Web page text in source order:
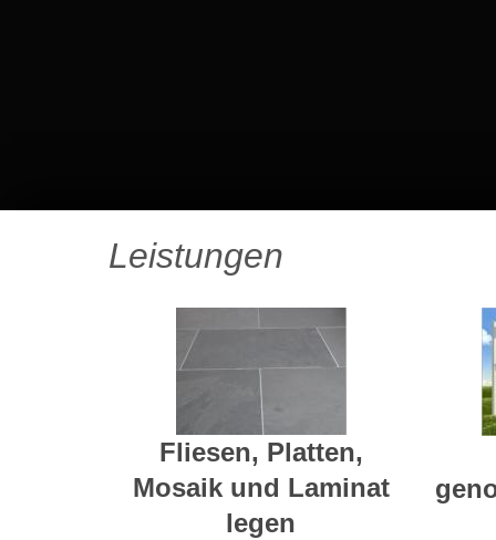
Leistungen
Fliesen, Platten,
Mosaik und Laminat
legen